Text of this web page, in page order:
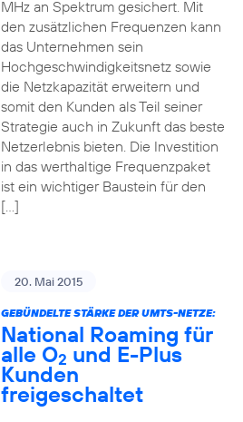
MHz an Spektrum gesichert. Mit
den zusätzlichen Frequenzen kann
das Unternehmen sein
Hochgeschwindigkeitsnetz sowie
die Netzkapazität erweitern und
somit den Kunden als Teil seiner
Strategie auch in Zukunft das beste
Netzerlebnis bieten. Die Investition
in das werthaltige Frequenzpaket
ist ein wichtiger Baustein für den
[…]
20. Mai 2015
GEBÜNDELTE STÄRKE DER UMTS-NETZE:
National Roaming für
alle O2 und E-Plus
Kunden
freigeschaltet